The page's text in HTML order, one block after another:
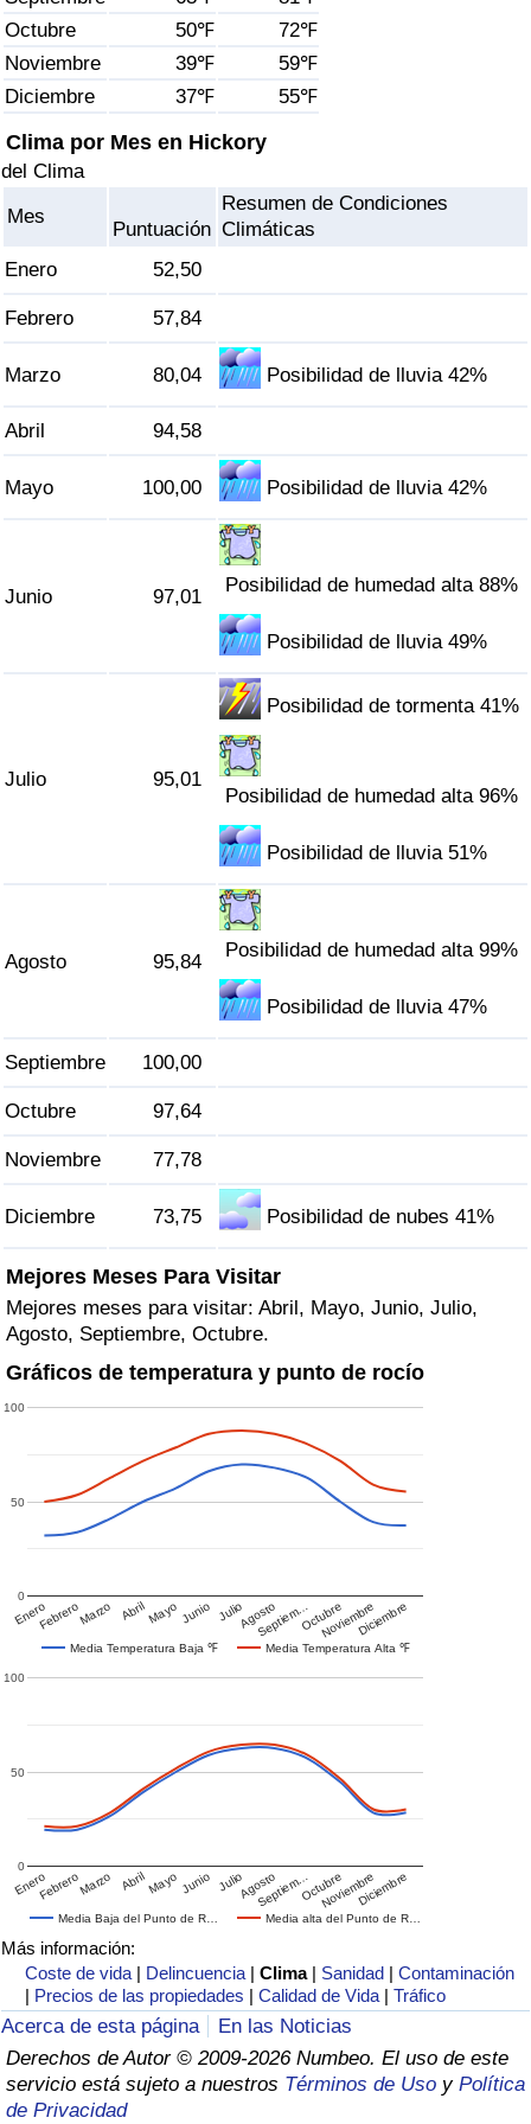
Octubre
50℉
72℉
Noviembre
39℉
59℉
Diciembre
37℉ 55℉
Clima por Mes en Hickory
del Clima
Mes
Puntuación
Resumen de Condiciones
Climáticas
Enero
52,50
Febrero 57,84
Marzo 80,04 Posibilidad de lluvia 42%
Abril 94,58
Mayo 100,00 Posibilidad de lluvia 42%
Junio 97,01
Posibilidad de humedad alta 88%
Posibilidad de lluvia 49%
Julio 95,01
Posibilidad de tormenta 41%
Posibilidad de humedad alta 96%
Posibilidad de lluvia 51%
Agosto 95,84
Posibilidad de humedad alta 99%
Posibilidad de lluvia 47%
Septiembre 100,00
Octubre 97,64
Noviembre 77,78
Diciembre 73,75 Posibilidad de nubes 41%
Mejores Meses Para Visitar
Mejores meses para visitar: Abril, Mayo, Junio, Julio,
Agosto, Septiembre, Octubre.
Gráficos de temperatura y punto de rocío
Media Temperatura Baja ℉ Media Temperatura Alta ℉
EneroFebreroMarzo AbrilMayo Junio JulioAgosto
Septiem…OctubreNoviembreDiciembre
0
50
100
Media Baja del Punto de R… Media alta del Punto de R…
EneroFebreroMarzo AbrilMayo Junio JulioAgosto
Septiem…OctubreNoviembreDiciembre
0
50
100
Más información:
Coste de vida | Delincuencia |Clima | Sanidad |Contaminación
| Precios de las propiedades |Calidad de Vida |Tráfico
Acerca de esta página
En las Noticias
Derechos de Autor © 2009-2026 Numbeo. El uso de este
servicio está sujeto a nuestros Términos de Uso y Política
de Privacidad
Índice de criminalidad por país
Sanidad
Índice de Sanidad (Actual)
Contaminación
Índice de Contaminación (Actual)
Índice de contaminación
Índice de Contaminación por País
Índice de Tráfico (Actual)
Índice de Tráfico por País